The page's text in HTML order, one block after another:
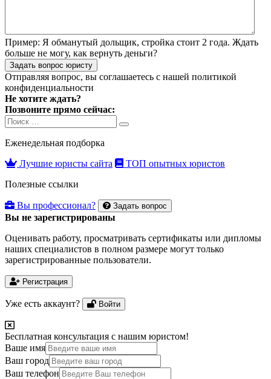
Пример: Я обманутый дольщик, стройка стоит 2 года. Ждать
больше не могу, как вернуть деньги?
Задать вопрос юристу
Отправляя вопрос, вы соглашаетесь с нашей политикой
конфиденциальности
Не хотите ждать?
Позвоните прямо сейчас:
Search
for:
Search
Еженедельная подборка
Лучшие юристы сайта
ТОП опытных юристов
Полезные ссылки
Вы профессионал? Задать вопрос
Вы не зарегистрированы
Оценивать работу, просматривать сертификаты или дипломы
наших специалистов в полном размере могут только
зарегистрированные пользователи.
Регистрация
Уже есть аккаунт? Войти
Бесплатная консультация с нашим юристом!
Ваше имя
Ваш город
Ваш телефон